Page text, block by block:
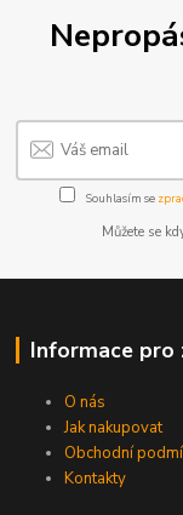
Souhlasím se
Můžete se
Informace pro
O nás
Jak nakupovat
Obchodní
Kontakty